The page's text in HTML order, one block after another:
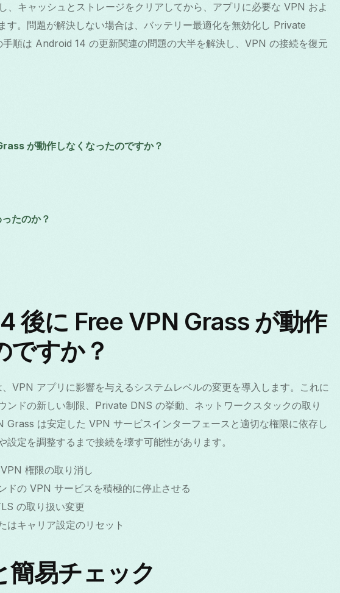
キャッシュとストレージをクリアしてから、アプリに必要な VPN およ
す。問題が解決しない場合は、バッテリー最適化を無効化し Private
順は Android 14 の更新関連の問題の大半を解決し、VPN の接続を復元
が動作しなくなったのですか？
たのか？
後に Free VPN Grass が動作
ですか？
VPN アプリに影響を与えるシステムレベルの変更を導入します。これに
ンドの新しい制限、Private DNS の挙動、ネットワークスタックの取り
は安定した VPN サービスインターフェースと適切な権限に依存し
定を調整するまで接続を壊す可能性があります。
権限の取り消し
ドの VPN サービスを積極的に停止させる
の取り扱い変更
はキャリア設定のリセット
簡易チェック